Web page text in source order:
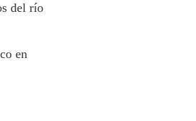
del río
en